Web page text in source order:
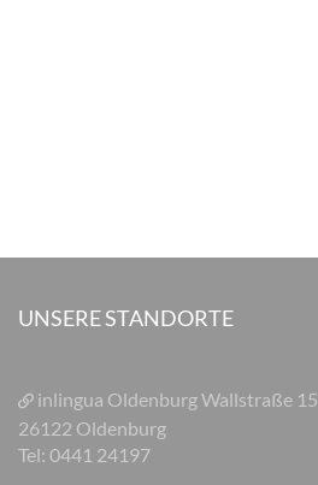
UNSERE STANDORTE
inlingua OldenburgWallstraße 15
26122 Oldenburg
Tel: 0441 24197